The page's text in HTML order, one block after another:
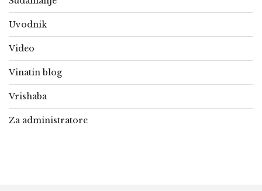
Uvodnik
Video
Vinatin blog
Vrishaba
Za administratore